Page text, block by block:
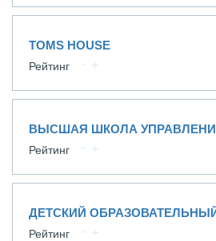
TOMS HOUSE
Рейтинг
ВЫСШАЯ ШКОЛА
Рейтинг
ДЕТСКИЙ
Рейтинг